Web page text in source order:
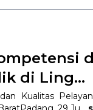
di Ling...
Kualitas